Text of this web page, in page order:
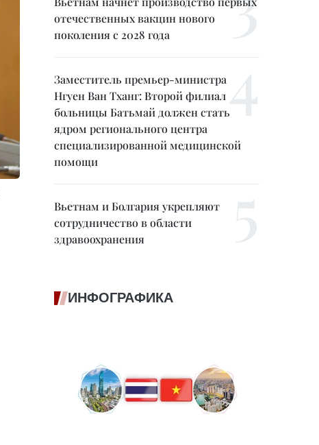
отечественных вакцин нового
поколения с 2028 года
Заместитель премьер-министра
Нгуен Ван Тханг: Второй филиал
больницы Батьмай должен стать
ядром регионального центра
специализированной медицинской
помощи
Вьетнам и Болгария укрепляют
сотрудничество в области
здравоохранения
ИНФОГРАФИКА